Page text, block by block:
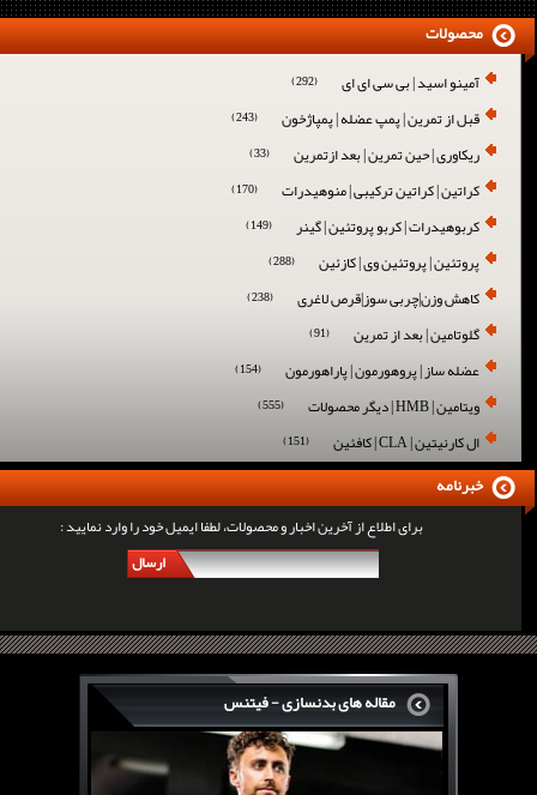
آمینو اسید | بی سی ای ای (292)
قبل از تمرین | پمپ عضله | پمپاژخون (243)
ریکاوری | حین تمرین | بعد ازتمرین (33)
کراتین | کراتین ترکیبی | منوهیدرات (170)
کربوهیدرات | کربو پروتئین | گینر (149)
پروتئین | پروتئین وی | کازئین (288)
کاهش وزن|چربی سوز|قرص لاغری (238)
گلوتامین | بعد از تمرین (91)
عضله ساز | پروهورمون | پاراهورمون (154)
ویتامین | HMB | دیگر محصولات (555)
ال کارنیتین | CLA | کافئین (151)
محصولات
برای اطلاع از آخرین اخبار و محصولات، لطفا ایمیل خود را وارد نمایید :
ارسال
خبرنامه
مقاله های بدنسازی - فیتنس